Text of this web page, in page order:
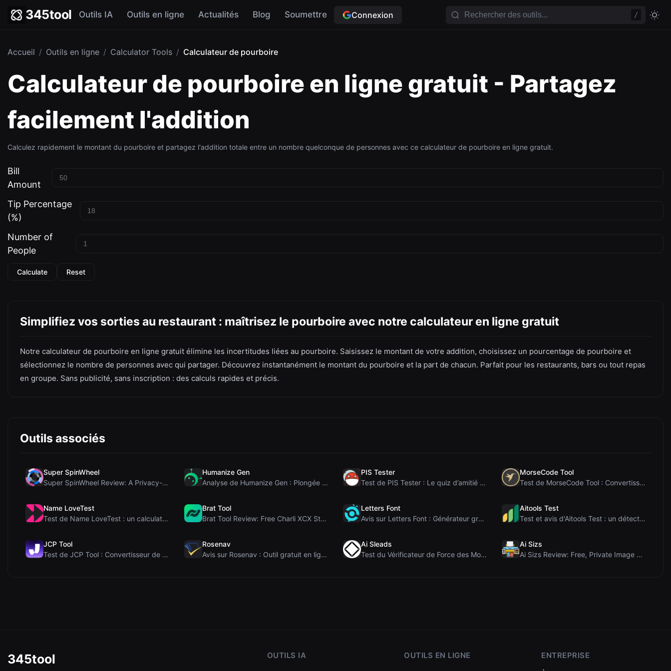
345tool Outils IA Outils en ligne Actualités Blog Soumettre Connexion /
Accueil / Outils en ligne / Calculator Tools / Calculateur de pourboire
Calculateur de pourboire en ligne gratuit - Partagez
facilement l'addition
Calculez rapidement le montant du pourboire et partagez l'addition totale entre un nombre quelconque de personnes avec ce calculateur de pourboire en ligne gratuit.
Bill
Amount
Tip Percentage
(%)
Number of
People
Calculate Reset
Simplifiez vos sorties au restaurant : maîtrisez le pourboire avec notre calculateur en ligne gratuit
Notre calculateur de pourboire en ligne gratuit élimine les incertitudes liées au pourboire. Saisissez le montant de votre addition, choisissez un pourcentage de pourboire et
sélectionnez le nombre de personnes avec qui partager. Découvrez instantanément le montant du pourboire et la part de chacun. Parfait pour les restaurants, bars ou tout repas
en groupe. Sans publicité, sans inscription : des calculs rapides et précis.
Outils associés
Super SpinWheel
Super SpinWheel Review: A Privacy-First Free Wheel...
Humanize Gen
Analyse de Humanize Gen : Plongée au cœur de cet h...
PIS Tester
Test de PIS Tester : Le quiz d’amitié sans IA qui ...
MorseCode Tool
Test de MorseCode Tool : Convertisseur en ligne gr...
Name LoveTest
Test de Name LoveTest : un calculateur d'amour axé...
Brat Tool
Brat Tool Review: Free Charli XCX Style Brat Text ...
Letters Font
Avis sur Letters Font : Générateur gratuit de poli...
Aitools Test
Test et avis d'Aitools Test : un détecteur d'IA gr...
JCP Tool
Test de JCP Tool : Convertisseur de données côté c...
Rosenav
Avis sur Rosenav : Outil gratuit en ligne de vérif...
Ai Sleads
Test du Vérificateur de Force des Mots de Passe d'...
Ai Sizs
Ai Sizs Review: Free, Private Image Similarity & B...
345tool OUTILS IA OUTILS EN LIGNE ENTREPRISE